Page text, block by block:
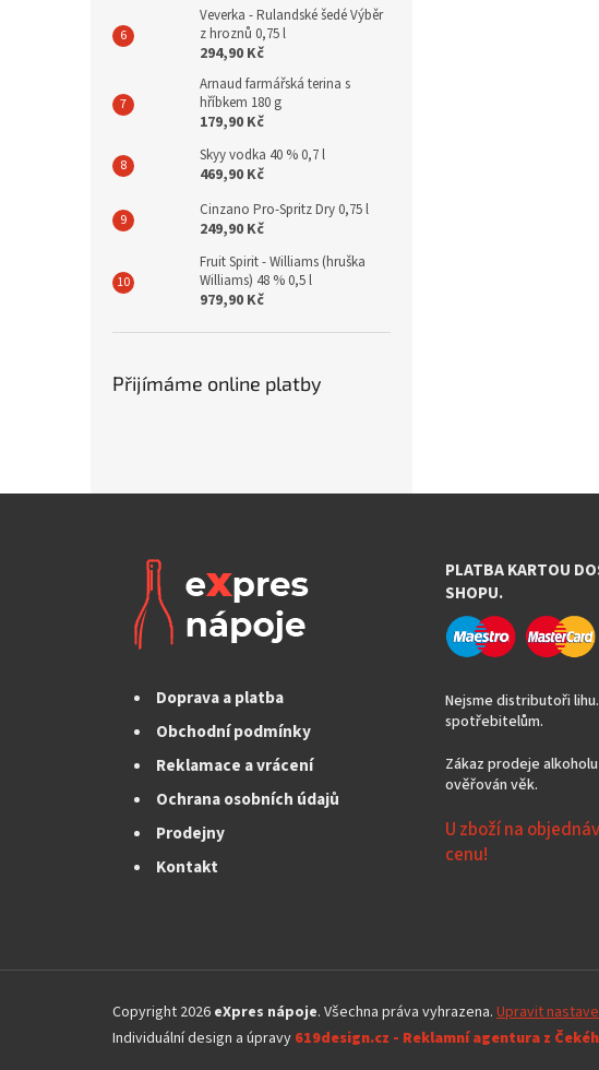
Veverka - Rulandské šedé Výběr
z hroznů 0,75 l
294,90 Kč
Arnaud farmářská terina s
hříbkem 180 g
179,90 Kč
Skyy vodka 40 % 0,7 l
469,90 Kč
Cinzano Pro-Spritz Dry 0,75 l
249,90 Kč
Fruit Spirit - Williams (hruška
Williams) 48 % 0,5 l
979,90 Kč
Přijímáme online platby
Doprava a platba
Obchodní podmínky
Reklamace a vrácení
Ochrana osobních údajů
Prodejny
Kontakt
PLATBA KARTOU
SHOPU.
Nejsme distributoři
spotřebitelům.
Zákaz prodeje
ověřován věk.
U zboží na
cenu!
Copyright 2026 eXpres nápoje. Všechna práva vyhrazena. Upravit
Individuální design a úpravy 619design.cz - Reklamní agentura z